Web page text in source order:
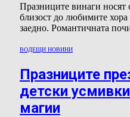
Празниците винаги носят
близост до любимите
заедно. Романтичната
ВОДЕЩИ НОВИНИ
Празниците
детски
магии